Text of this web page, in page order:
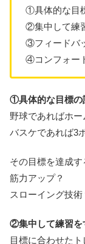
①具体的な目
②集中して練
③フィードバ
④コンフォー
①具体的な目標の
野球であればホ
バスケであれば3
その目標を達成
筋力アップ？
スローイング技術
②集中して練習を
目標に合わせた